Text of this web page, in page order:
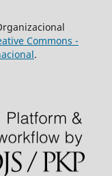
Commons -
.